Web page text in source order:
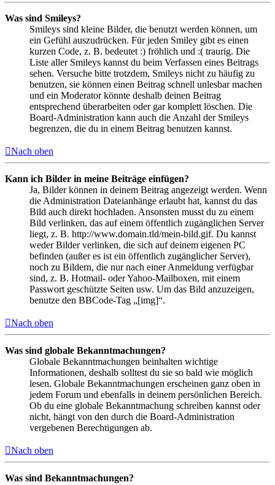
Was sind Smileys?
Smileys sind kleine Bilder, die benutzt werden können, um
ein Gefühl auszudrücken. Für jeden Smiley gibt es einen
kurzen Code, z. B. bedeutet :) fröhlich und :( traurig. Die
Liste aller Smileys kannst du beim Verfassen eines Beitrags
sehen. Versuche bitte trotzdem, Smileys nicht zu häufig zu
benutzen, sie können einen Beitrag schnell unlesbar machen
und ein Moderator könnte deshalb deinen Beitrag
entsprechend überarbeiten oder gar komplett löschen. Die
Board-Administration kann auch die Anzahl der Smileys
begrenzen, die du in einem Beitrag benutzen kannst.
Nach oben
Kann ich Bilder in meine Beiträge einfügen?
Ja, Bilder können in deinem Beitrag angezeigt werden. Wenn
die Administration Dateianhänge erlaubt hat, kannst du das
Bild auch direkt hochladen. Ansonsten musst du zu einem
Bild verlinken, das auf einem öffentlich zugänglichen Server
liegt, z. B. http://www.domain.tld/mein-bild.gif. Du kannst
weder Bilder verlinken, die sich auf deinem eigenen PC
befinden (außer es ist ein öffentlich zugänglicher Server),
noch zu Bildern, die nur nach einer Anmeldung verfügbar
sind, z. B. Hotmail- oder Yahoo-Mailboxen, mit einem
Passwort geschützte Seiten usw. Um das Bild anzuzeigen,
benutze den BBCode-Tag „[img]“.
Nach oben
Was sind globale Bekanntmachungen?
Globale Bekanntmachungen beinhalten wichtige
Informationen, deshalb solltest du sie so bald wie möglich
lesen. Globale Bekanntmachungen erscheinen ganz oben in
jedem Forum und ebenfalls in deinem persönlichen Bereich.
Ob du eine globale Bekanntmachung schreiben kannst oder
nicht, hängt von den durch die Board-Administration
vergebenen Berechtigungen ab.
Nach oben
Was sind Bekanntmachungen?